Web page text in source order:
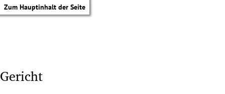
Zum Hauptinhalt der Seite
Gericht